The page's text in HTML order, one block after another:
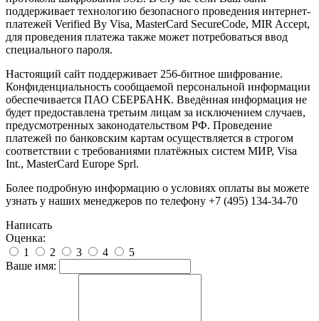
поддерживает технологию безопасного проведения интернет-
платежей Verified By Visa, MasterCard SecureCode, MIR Accept,
для проведения платежа также может потребоваться ввод
специального пароля.
Настоящий сайт поддерживает 256-битное шифрование.
Конфиденциальность сообщаемой персональной информации
обеспечивается ПАО СБЕРБАНК. Введённая информация не
будет предоставлена третьим лицам за исключением случаев,
предусмотренных законодательством РФ. Проведение
платежей по банковским картам осуществляется в строгом
соответствии с требованиями платёжных систем МИР, Visa
Int., MasterCard Europe Sprl.
Более подробную информацию о условиях оплаты вы можете
узнать у наших менеджеров по телефону +7 (495) 134-34-70
Написать
Оценка:
1
2 3 4
5
Ваше имя: